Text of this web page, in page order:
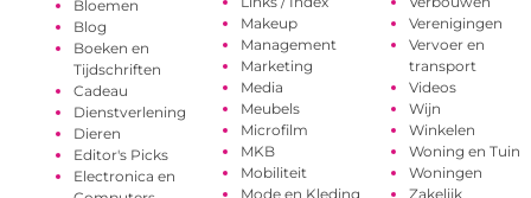
Bloemen
Blog
Boeken en
Tijdschriften
Cadeau
Dienstverlening
Dieren
Editor's Picks
Electronica en
Makeup
Management
Marketing
Media
Meubels
Microfilm
MKB
Mobiliteit
Mode en Kleding
Verenigingen
Vervoer en
transport
Videos
Wijn
Winkelen
Woning en Tuin
Woningen
Zakelijk